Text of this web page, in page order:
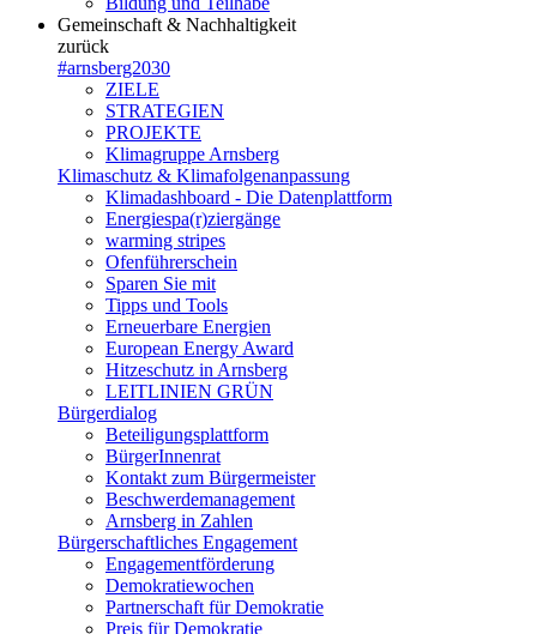
Gemeinschaft & Nachhaltigkeit
zurück
#arnsberg2030
ZIELE
STRATEGIEN
PROJEKTE
Klimagruppe Arnsberg
Klimaschutz & Klimafolgenanpassung
Klimadashboard - Die Datenplattform
Energiespa(r)ziergänge
warming stripes
Ofenführerschein
Sparen Sie mit
Tipps und Tools
Erneuerbare Energien
European Energy Award
Hitzeschutz in Arnsberg
LEITLINIEN GRÜN
Bürgerdialog
Beteiligungsplattform
BürgerInnenrat
Kontakt zum Bürgermeister
Beschwerdemanagement
Arnsberg in Zahlen
Bürgerschaftliches Engagement
Engagementförderung
Demokratiewochen
Partnerschaft für Demokratie
Preis für Demokratie